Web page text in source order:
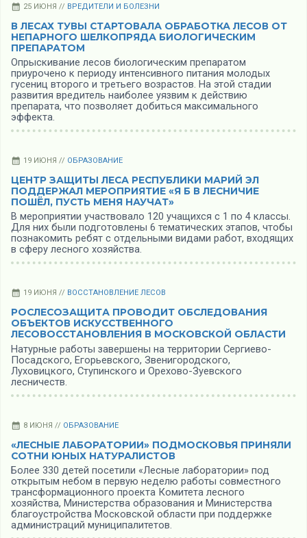
25 ИЮНЯ // ВРЕДИТЕЛИ И БОЛЕЗНИ
В ЛЕСАХ ТУВЫ СТАРТОВАЛА ОБРАБОТКА ЛЕСОВ ОТ
НЕПАРНОГО ШЕЛКОПРЯДА БИОЛОГИЧЕСКИМ
ПРЕПАРАТОМ
Опрыскивание лесов биологическим препаратом
приурочено к периоду интенсивного питания молодых
гусениц второго и третьего возрастов. На этой стадии
развития вредитель наиболее уязвим к действию
препарата, что позволяет добиться максимального
эффекта.
19 ИЮНЯ // ОБРАЗОВАНИЕ
ЦЕНТР ЗАЩИТЫ ЛЕСА РЕСПУБЛИКИ МАРИЙ ЭЛ
ПОДДЕРЖАЛ МЕРОПРИЯТИЕ «Я Б В ЛЕСНИЧИЕ
ПОШЁЛ, ПУСТЬ МЕНЯ НАУЧАТ»
В мероприятии участвовало 120 учащихся с 1 по 4 классы.
Для них были подготовлены 6 тематических этапов, чтобы
познакомить ребят с отдельными видами работ, входящих
в сферу лесного хозяйства.
19 ИЮНЯ // ВОССТАНОВЛЕНИЕ ЛЕСОВ
РОСЛЕСОЗАЩИТА ПРОВОДИТ ОБСЛЕДОВАНИЯ
ОБЪЕКТОВ ИСКУССТВЕННОГО
ЛЕСОВОССТАНОВЛЕНИЯ В МОСКОВСКОЙ ОБЛАСТИ
Натурные работы завершены на территории Сергиево-
Посадcкого, Егорьевского, Звенигородского,
Луховицкого, Ступинского и Орехово-Зуевского
лесничеств.
8 ИЮНЯ // ОБРАЗОВАНИЕ
«ЛЕСНЫЕ ЛАБОРАТОРИИ» ПОДМОСКОВЬЯ ПРИНЯЛИ
СОТНИ ЮНЫХ НАТУРАЛИСТОВ
Более 330 детей посетили «Лесные лаборатории» под
открытым небом в первую неделю работы совместного
трансформационного проекта Комитета лесного
хозяйства, Министерства образования и Министерства
благоустройства Московской области при поддержке
администраций муниципалитетов.